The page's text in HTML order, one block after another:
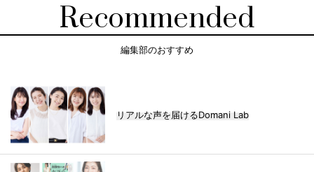
Recommended
編集部のおすすめ
リアルな声を届けるDomani Lab